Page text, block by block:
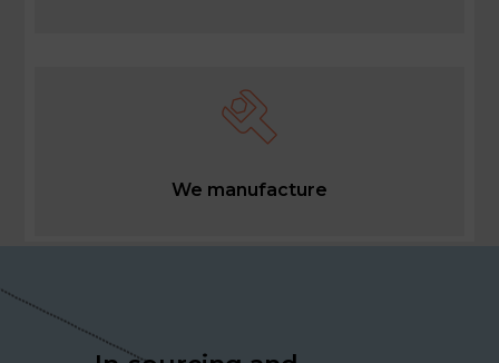
We manufacture